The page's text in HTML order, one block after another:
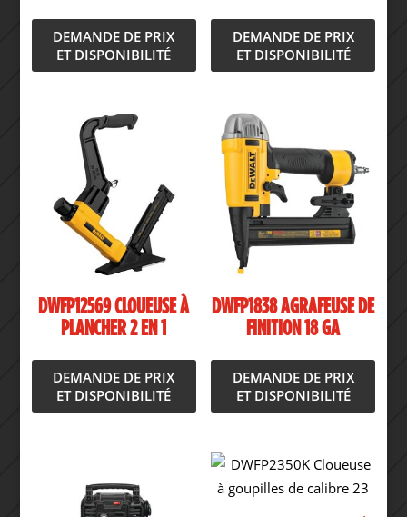
DEMANDE DE PRIX
ET DISPONIBILITÉ
DEMANDE DE PRIX
ET DISPONIBILITÉ
DWFP12569 CLOUEUSE À
PLANCHER 2 EN 1
DEMANDE DE PRIX
ET DISPONIBILITÉ
DWFP1838 AGRAFEUSE DE
FINITION 18 GA
DEMANDE DE PRIX
ET DISPONIBILITÉ